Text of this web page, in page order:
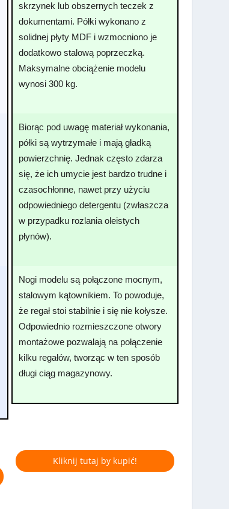
skrzynek lub obszernych teczek z
dokumentami. Półki wykonano z
solidnej płyty MDF i wzmocniono je
dodatkowo stalową poprzeczką.
Maksymalne obciążenie modelu
wynosi 300 kg.
Biorąc pod uwagę materiał wykonania,
półki są wytrzymałe i mają gładką
powierzchnię. Jednak często zdarza
się, że ich umycie jest bardzo trudne i
czasochłonne, nawet przy użyciu
odpowiedniego detergentu (zwłaszcza
w przypadku rozlania oleistych
płynów).
Nogi modelu są połączone mocnym,
stalowym kątownikiem. To powoduje,
że regał stoi stabilnie i się nie kołysze.
Odpowiednio rozmieszczone otwory
montażowe pozwalają na połączenie
kilku regałów, tworząc w ten sposób
długi ciąg magazynowy.
Kliknij tutaj by kupić!